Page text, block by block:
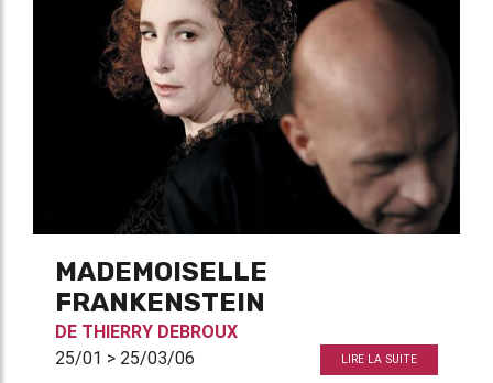
MADEMOISELLE
FRANKENSTEIN
DE THIERRY DEBROUX
25/01 > 25/03/06
LIRE LA SUITE